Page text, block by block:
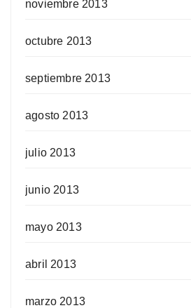
noviembre 2013
octubre 2013
septiembre 2013
agosto 2013
julio 2013
junio 2013
mayo 2013
abril 2013
marzo 2013